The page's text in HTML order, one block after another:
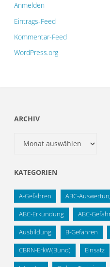
Anmelden
Eintrags-Feed
Kommentar-Feed
WordPress.org
ARCHIV
KATEGORIEN
A-Gefahren ABC-
ABC-Erkundung ABC-
Ausbildung B-Gefahren
CBRN-ErkW(Bund) Einsatz